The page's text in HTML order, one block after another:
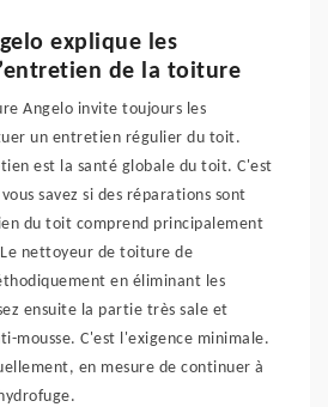
explique les
de la toiture
Angelo invite toujours les
un entretien régulier du toit.
est la santé globale du toit. C'est
savez si des réparations sont
du toit comprend principalement
nettoyeur de toiture de
en éliminant les
ensuite la partie très sale et
mousse. C'est l'exigence minimale.
en mesure de continuer à